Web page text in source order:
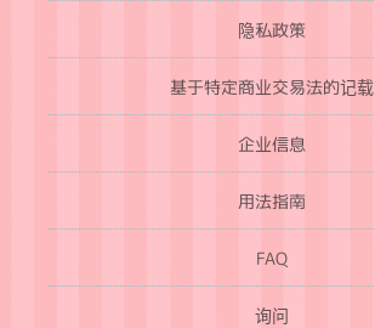
隐私政策
基于特定商业交易法的记载
企业信息
用法指南
FAQ
询问